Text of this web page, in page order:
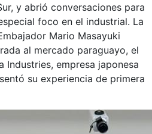
y abrió conversaciones para
foco en el industrial. La
Mario Masayuki
al mercado paraguayo, el
empresa japonesa
su experiencia de primera